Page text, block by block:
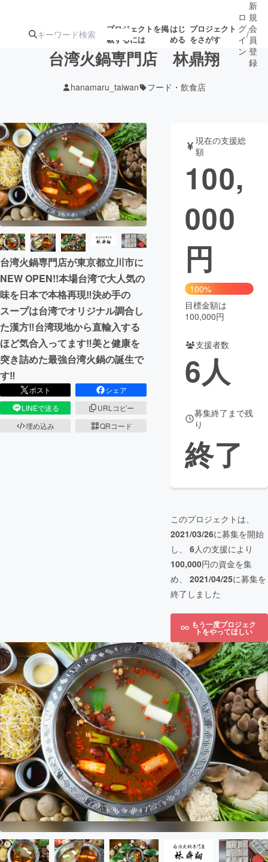
プロジェクトを掲
載するには
はじ
める
プロジェクト
をさがす
アート・写真
テクノロジー・ガジェット ゲーム・サ
映像・映画 書籍・雑誌
ビジネス・起業
まちづくり・地域活性化
CAMPFIRE for Social Good
CAMPFIREふるさと納税machi-ya コミュニティ
ロ
グ
イ
ン
/
新
規
会
員
登
録
台湾火鍋専門店 林鼎翔
hanamaru_taiwan フード・飲食店
台湾火鍋専門店が東京都立川市に
NEW OPEN!!本場台湾で大人気の
味を日本で本格再現‼決め手の
スープは台湾でオリジナル調合し
た漢方‼台湾現地から直輸入する
ほど気合入ってます‼美と健康を
突き詰めた最強台湾火鍋の誕生で
す‼
ポスト
シェア
LINEで送る
URLコピー
埋め込み
QRコード
現在の支援総
額
100,
000
円
100%
目標金額は
100,000円
支援者数
6人
募集終了まで残
り
終了
このプロジェクトは、
2021/03/26に募集を開始
し、 6人の支援により
100,000円の資金を集
め、 2021/04/25に募集を
終了しました
もう一度プロジェク
トをやってほしい